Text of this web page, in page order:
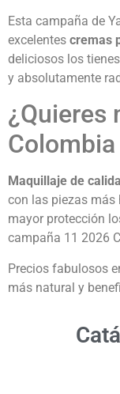
Esta campaña de
excelentes cremas
deliciosos los
y absolutamente
¿Quieres
Maquillaje de
con las piezas más
mayor protección
campaña 11 2026
Precios fabulosos
más natural y